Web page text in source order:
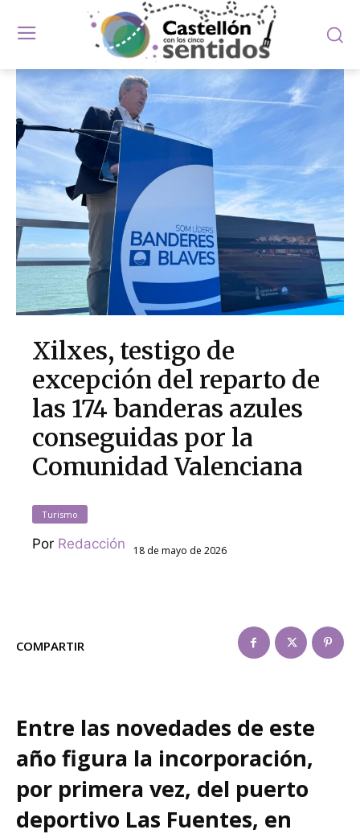
Xilxes, testigo de
excepción del reparto de
las 174 banderas azules
conseguidas por la
Comunidad Valenciana
Turismo
Por Redacción 18 de mayo de 2026
COMPARTIR
Entre las novedades de este
año figura la incorporación,
por primera vez, del puerto
deportivo Las Fuentes, en